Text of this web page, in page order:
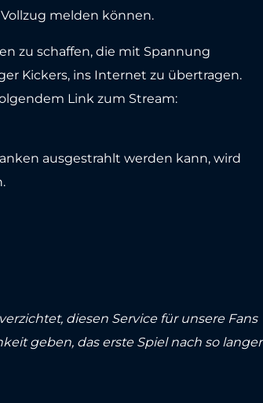
melden können.
zu schaffen, die mit Spannung
Kickers, ins Internet zu übertragen.
Link zum Stream:
ausgestrahlt werden kann, wird
diesen Service für unsere Fans
geben, das erste Spiel nach so langer